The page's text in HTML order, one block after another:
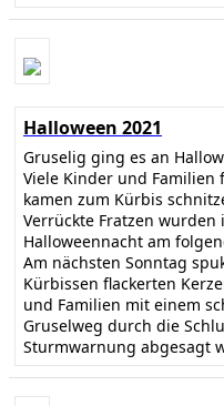
Halloween 2021
Gruselig ging es an
Viele Kinder und Familien
kamen zum Kürbis
Verrückte Fratzen
Halloweennacht am
Am nächsten Sonntag
Kürbissen flackerten
und Familien mit einem
Gruselweg durch die
Sturmwarnung abgesagt